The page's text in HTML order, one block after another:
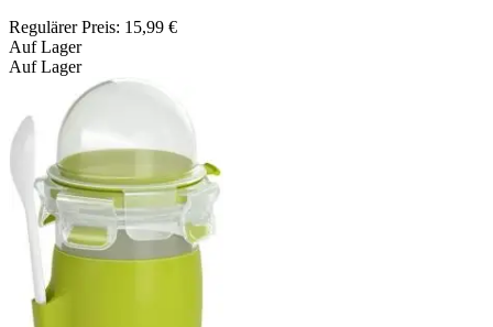
Regulärer Preis: 15,99 €
Auf Lager
Auf Lager